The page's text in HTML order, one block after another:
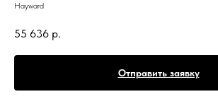
Hayward
55 636 р.
Отправить заявку